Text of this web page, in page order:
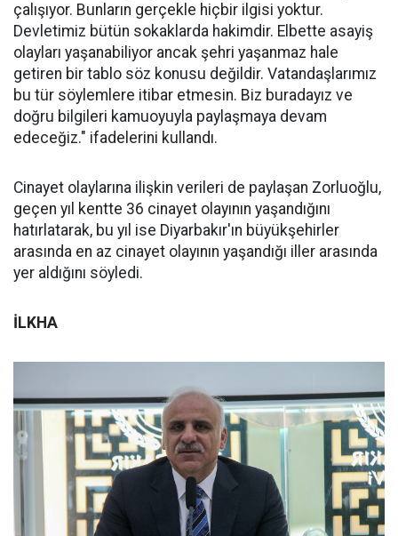
çalışıyor. Bunların gerçekle hiçbir ilgisi yoktur.
Devletimiz bütün sokaklarda hakimdir. Elbette asayiş
olayları yaşanabiliyor ancak şehri yaşanmaz hale
getiren bir tablo söz konusu değildir. Vatandaşlarımız
bu tür söylemlere itibar etmesin. Biz buradayız ve
doğru bilgileri kamuoyuyla paylaşmaya devam
edeceğiz." ifadelerini kullandı.
Cinayet olaylarına ilişkin verileri de paylaşan Zorluoğlu,
geçen yıl kentte 36 cinayet olayının yaşandığını
hatırlatarak, bu yıl ise Diyarbakır'ın büyükşehirler
arasında en az cinayet olayının yaşandığı iller arasında
yer aldığını söyledi.
İLKHA